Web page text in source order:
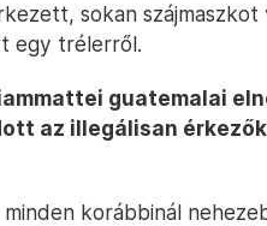
sokan
egy trélerről.
guatemalai
az illegálisan
minden korábbinál